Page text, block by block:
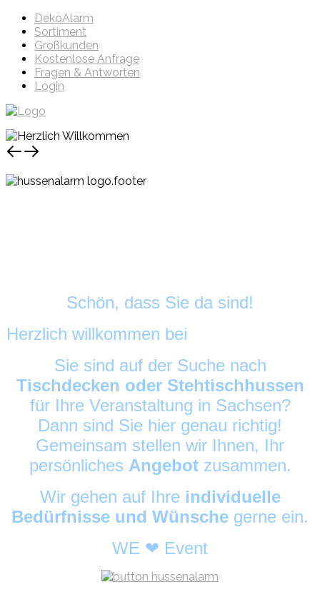
DekoAlarm
Sortiment
Großkunden
Kostenlose Anfrage
Fragen & Antworten
Login
Schön, dass Sie da sind!
Herzlich willkommen bei
Sie sind auf der Suche nach
Tischdecken oder Stehtischhussen
für Ihre Veranstaltung in Sachsen?
Dann sind Sie hier genau richtig!
Gemeinsam stellen wir Ihnen, Ihr
persönliches Angebot zusammen.
Wir gehen auf Ihre individuelle
Bedürfnisse und Wünsche gerne ein.
WE ❤ Event